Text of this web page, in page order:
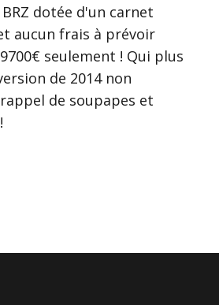
dotée d'un carnet
aucun frais à prévoir
seulement ! Qui plus
de 2014 non
de soupapes et